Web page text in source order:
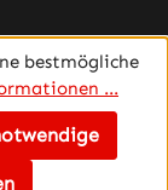
bestmögliche
...